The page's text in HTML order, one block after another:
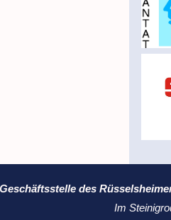
Geschäftsstelle des
Im